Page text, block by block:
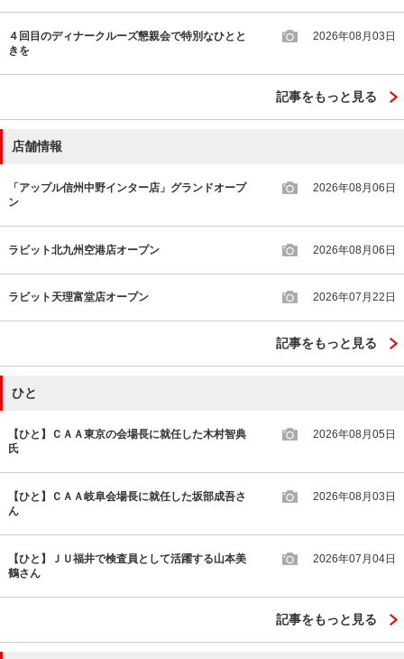
４回目のディナークルーズ懇親会で特別なひとと
きを
2026年08月03日
記事をもっと見る
店舗情報
「アップル信州中野インター店」グランドオープ
ン
2026年08月06日
ラビット北九州空港店オープン 2026年08月06日
ラビット天理富堂店オープン 2026年07月22日
記事をもっと見る
ひと
【ひと】ＣＡＡ東京の会場長に就任した木村智典
氏
2026年08月05日
【ひと】ＣＡＡ岐阜会場長に就任した坂部成吾さ
ん
2026年08月03日
【ひと】ＪＵ福井で検査員として活躍する山本美
鶴さん
2026年07月04日
記事をもっと見る